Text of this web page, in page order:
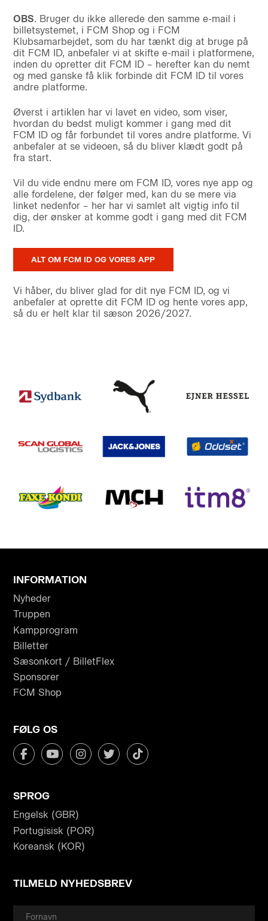
OBS. Bruger du ikke allerede den samme e-mail i
billetsystemet, i FCM Shop og i FCM
Klubsamarbejdet, som du har tænkt dig at bruge på
dit FCM ID, anbefaler vi at skifte e-mail i platformene,
inden du opretter dit FCM ID – herefter kan du nemt
og med ganske få klik forbinde dit FCM ID til vores
andre platforme.
Øverst i artiklen har vi lavet en video, som viser,
hvordan du bedst muligt kommer i gang med dit
FCM ID og får forbundet til vores andre platforme. Vi
anbefaler at se videoen, så du bliver klædt godt på
fra start.
Vil du vide endnu mere om FCM ID, vores nye app og
alle fordelene, der følger med, kan du se mere via
linket nedenfor – her har vi samlet alt vigtig info til
dig, der ønsker at komme godt i gang med dit FCM
ID.
ALT OM FCM ID OG VORES APP
Vi håber, du bliver glad for dit nye FCM ID, og vi
anbefaler at oprette dit FCM ID og hente vores app,
så du er helt klar til sæson 2026/2027.
INFORMATION
Nyheder
Truppen
Kampprogram
Billetter
Sæsonkort / BilletFlex
Sponsorer
FCM Shop
FØLG OS
SPROG
Engelsk (GBR)
Portugisisk (POR)
Koreansk (KOR)
TILMELD NYHEDSBREV